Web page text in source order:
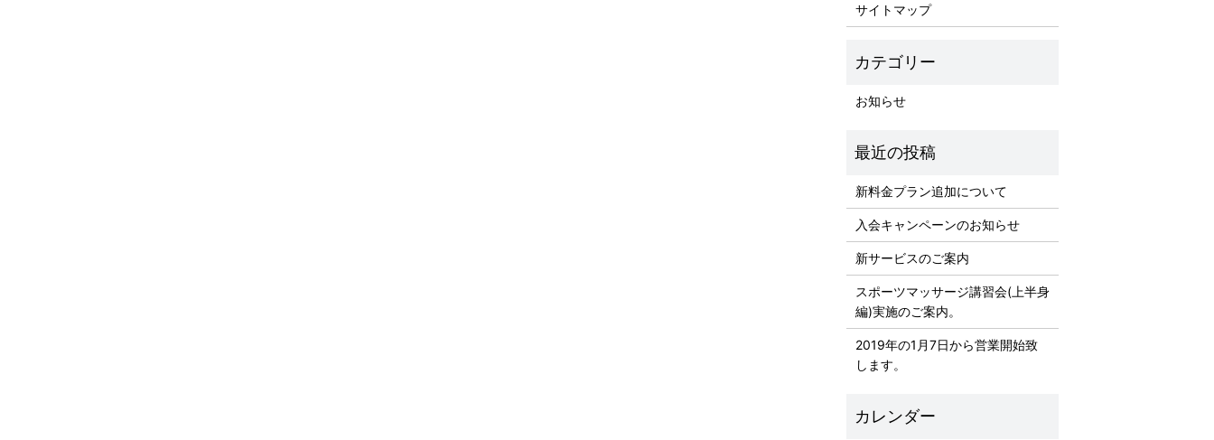
サイトマップ
お知らせ
新料金プラン追加について
入会キャンペーンのお知らせ
新サービスのご案内
スポーツマッサージ講習会(上半身
編)実施のご案内。
2019年の1月7日から営業開始致
します。